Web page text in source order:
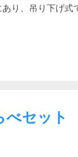
り、吊り下げ
ーは普通のドー
ーズや傘以外
では寒くて、
べセット